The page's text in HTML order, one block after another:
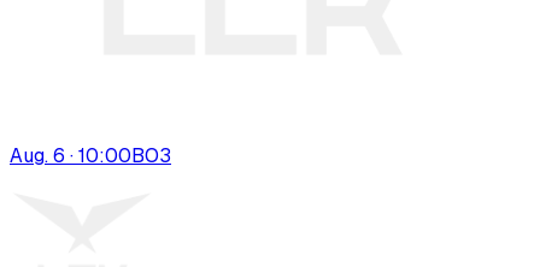
Aug. 6 · 10:00BO3